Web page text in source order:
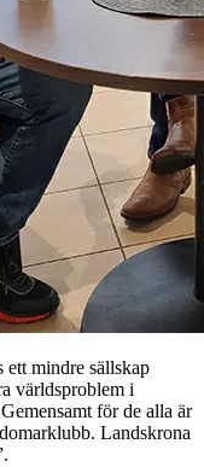
ett mindre sällskap
världsproblem i
för de alla är
Landskrona